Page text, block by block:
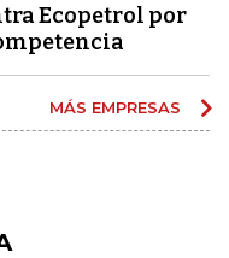
Ecopetrol por
MÁS EMPRESAS